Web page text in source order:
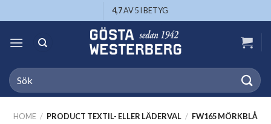
to
content
4,7AV 5 I BETYG
Search
for:
HOME / PRODUCT TEXTIL- ELLER LÄDERVAL / FW165 MÖRKBLÅ